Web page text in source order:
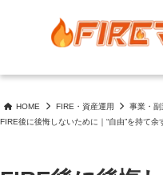
へ
ッ
HOME FIRE・資産運用
事業・副
FIRE後に後悔しないために｜“自由”を持て